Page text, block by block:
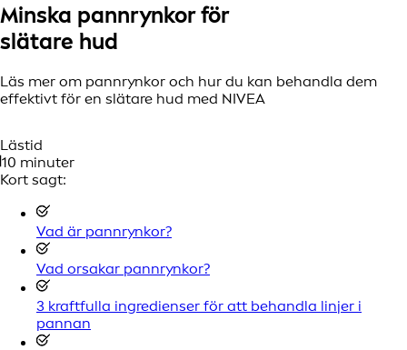
Minska pannrynkor för
slätare hud
Läs mer om pannrynkor och hur du kan behandla dem
effektivt för en slätare hud med NIVEA
Lästid
10 minuter
Kort sagt:
Vad är pannrynkor?
Vad orsakar pannrynkor?
3 kraftfulla ingredienser för att behandla linjer i
pannan